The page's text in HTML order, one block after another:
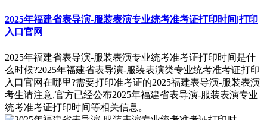
2025年福建省表导演-服装表演专业统考准考证打印时间|打印
入口官网
2025年福建省表导演-服装表演专业统考准考证打印时间是什
么时候?2025年福建省表导演-服装表演类专业统考准考证打印
入口官网在哪里?需要打印准考证的2025福建表导演-服装表演
考生请注意,官方已经公布2025年福建省表导演-服装表演专业
统考准考证打印时间等相关信息。